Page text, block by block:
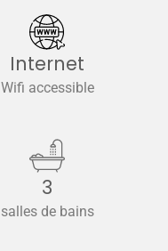
Internet
Wifi accessible
3
salles de bains